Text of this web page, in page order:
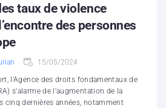
taux de violence
des personnes
15/05/2024
l'Agence des droits fondamentaux de
s'alarme de l'augmentation de la
cinq dernières années, notamment